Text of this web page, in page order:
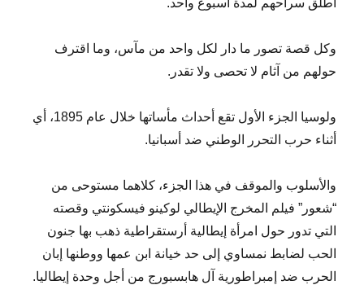
أطلق سراحهم لمدة أسبوع واحد.
وكل قصة تصور ما دار لكل واحد من مآس، وما اقترف
حولهم من آثام لا تحصى ولا تقدر.
ولوسيا الجزء الأول تقع أحداث مأساتها خلال عام 1895، أي
أثناء حرب التحرر الوطني ضد أسبانيا.
والأسلوب والموقف في هذا الجزء، كلاهما مستوحى من
“شعور” فيلم المخرج الإيطالي لوكينو فيسكونتي وقصته
التي تدور حول امرأة إيطالية أرستقراطية ذهب بها جنون
الحب لضابط نمساوي إلى حد خيانة ابن عمها ووطنها إبان
الحرب ضد إمبراطورية آل هابسبورج من أجل وحدة إيطاليا.